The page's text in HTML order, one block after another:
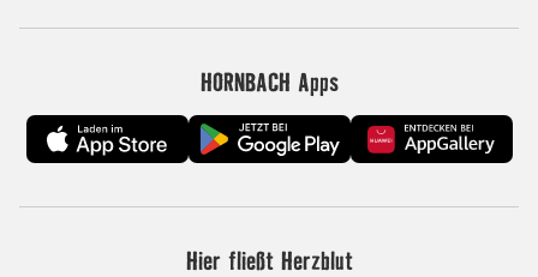
HORNBACH Apps
Hier fließt Herzblut